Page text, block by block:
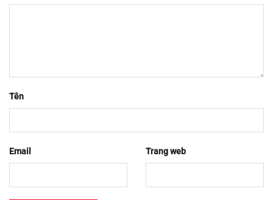
Tên
Email Trang web